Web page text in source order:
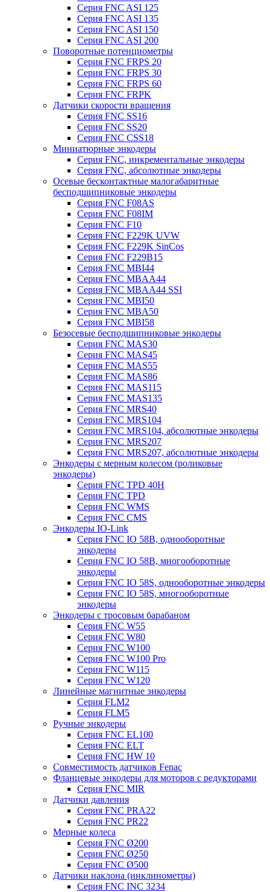
Серия FNC ASI 125
Серия FNC ASI 135
Серия FNC ASI 150
Серия FNC ASI 200
Поворотные потенциометры
Серия FNC FRPS 20
Серия FNC FRPS 30
Серия FNC FRPS 60
Серия FNC FRPK
Датчики скорости вращения
Серия FNC SS16
Серия FNC SS20
Серия FNC CSS18
Миниатюрные энкодеры
Серия FNC, инкрементальные энкодеры
Серия FNC, абсолютные энкодеры
Осевые бесконтактные малогабаритные
бесподшипниковые энкодеры
Серия FNC F08AS
Серия FNC F08IM
Серия FNC F10
Серия FNC F229K UVW
Серия FNC F229K SinCos
Серия FNC F229B15
Серия FNC MBI44
Серия FNC MBAA44
Серия FNC MBAA44 SSI
Серия FNC MBI50
Серия FNC MBA50
Серия FNC MBI58
Безосевые бесподшипниковые энкодеры
Серия FNC MAS30
Серия FNC MAS45
Серия FNC MAS55
Серия FNC MAS86
Серия FNC MAS115
Серия FNC MAS135
Серия FNC MRS40
Серия FNC MRS104
Серия FNC MRS104, абсолютные энкодеры
Серия FNC MRS207
Серия FNC MRS207, абсолютные энкодеры
Энкодеры с мерным колесом (роликовые
энкодеры)
Серия FNC TPD 40H
Серия FNC TPD
Серия FNC WMS
Серия FNC CMS
Энкодеры IO-Link
Серия FNC IO 58B, однооборотные
энкодеры
Серия FNC IO 58B, многооборотные
энкодеры
Серия FNC IO 58S, однооборотные энкодеры
Серия FNC IO 58S, многооборотные
энкодеры
Энкодеры с тросовым барабаном
Серия FNC W55
Серия FNC W80
Серия FNC W100
Серия FNC W100 Pro
Серия FNC W115
Серия FNC W120
Линейные магнитные энкодеры
Серия FLM2
Серия FLM5
Ручные энкодеры
Серия FNC EL100
Серия FNC ELT
Серия FNC HW 10
Совместимость датчиков Fenac
Фланцевые энкодеры для моторов с редукторами
Серия FNC MIR
Датчики давления
Серия FNC PRA22
Серия FNC PR22
Мерные колеса
Серия FNC Ø200
Серия FNC Ø250
Серия FNC Ø500
Датчики наклона (инклинометры)
Серия FNC INC 3234